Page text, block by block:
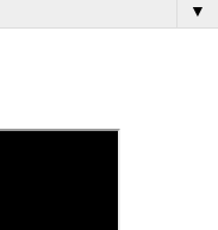
▼